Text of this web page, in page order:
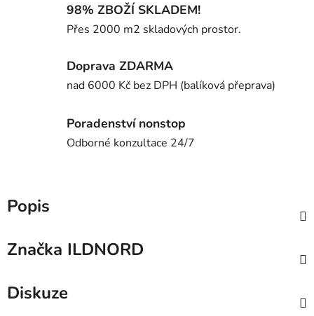
98% ZBOŽÍ SKLADEM!
Přes 2000 m2 skladových prostor.
Doprava ZDARMA
nad 6000 Kč bez DPH (balíková přeprava)
Poradenství nonstop
Odborné konzultace 24/7
Popis
Značka ILDNORD
Diskuze